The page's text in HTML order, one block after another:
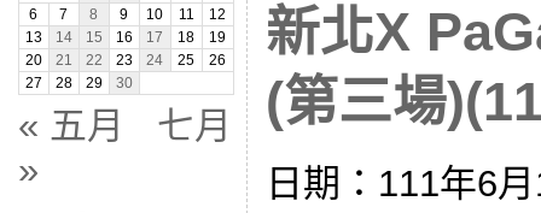
6
7 8 9 10 11
12
13
14 15 16 17 18
19
20
21 22 23 24 25
26
27
28 29 30
« 五月
七月
»
新北X
(第三場
日期：111年6